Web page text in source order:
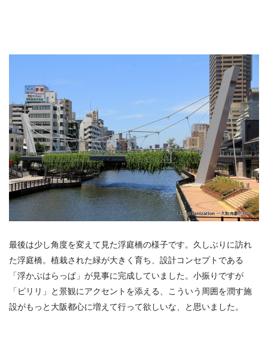
最後は少し角度を変えて見た浮庭橋の様子です。久しぶりに訪れ
た浮庭橋。植栽された緑が大きく育ち、設計コンセプトである
「浮かぶはらっぱ」が見事に完成していました。小振りですが
「ピリリ」と景観にアクセントを添える、こういう周囲を潤す施
設がもっと大阪都心に増えて行って欲しいな、と思いました。